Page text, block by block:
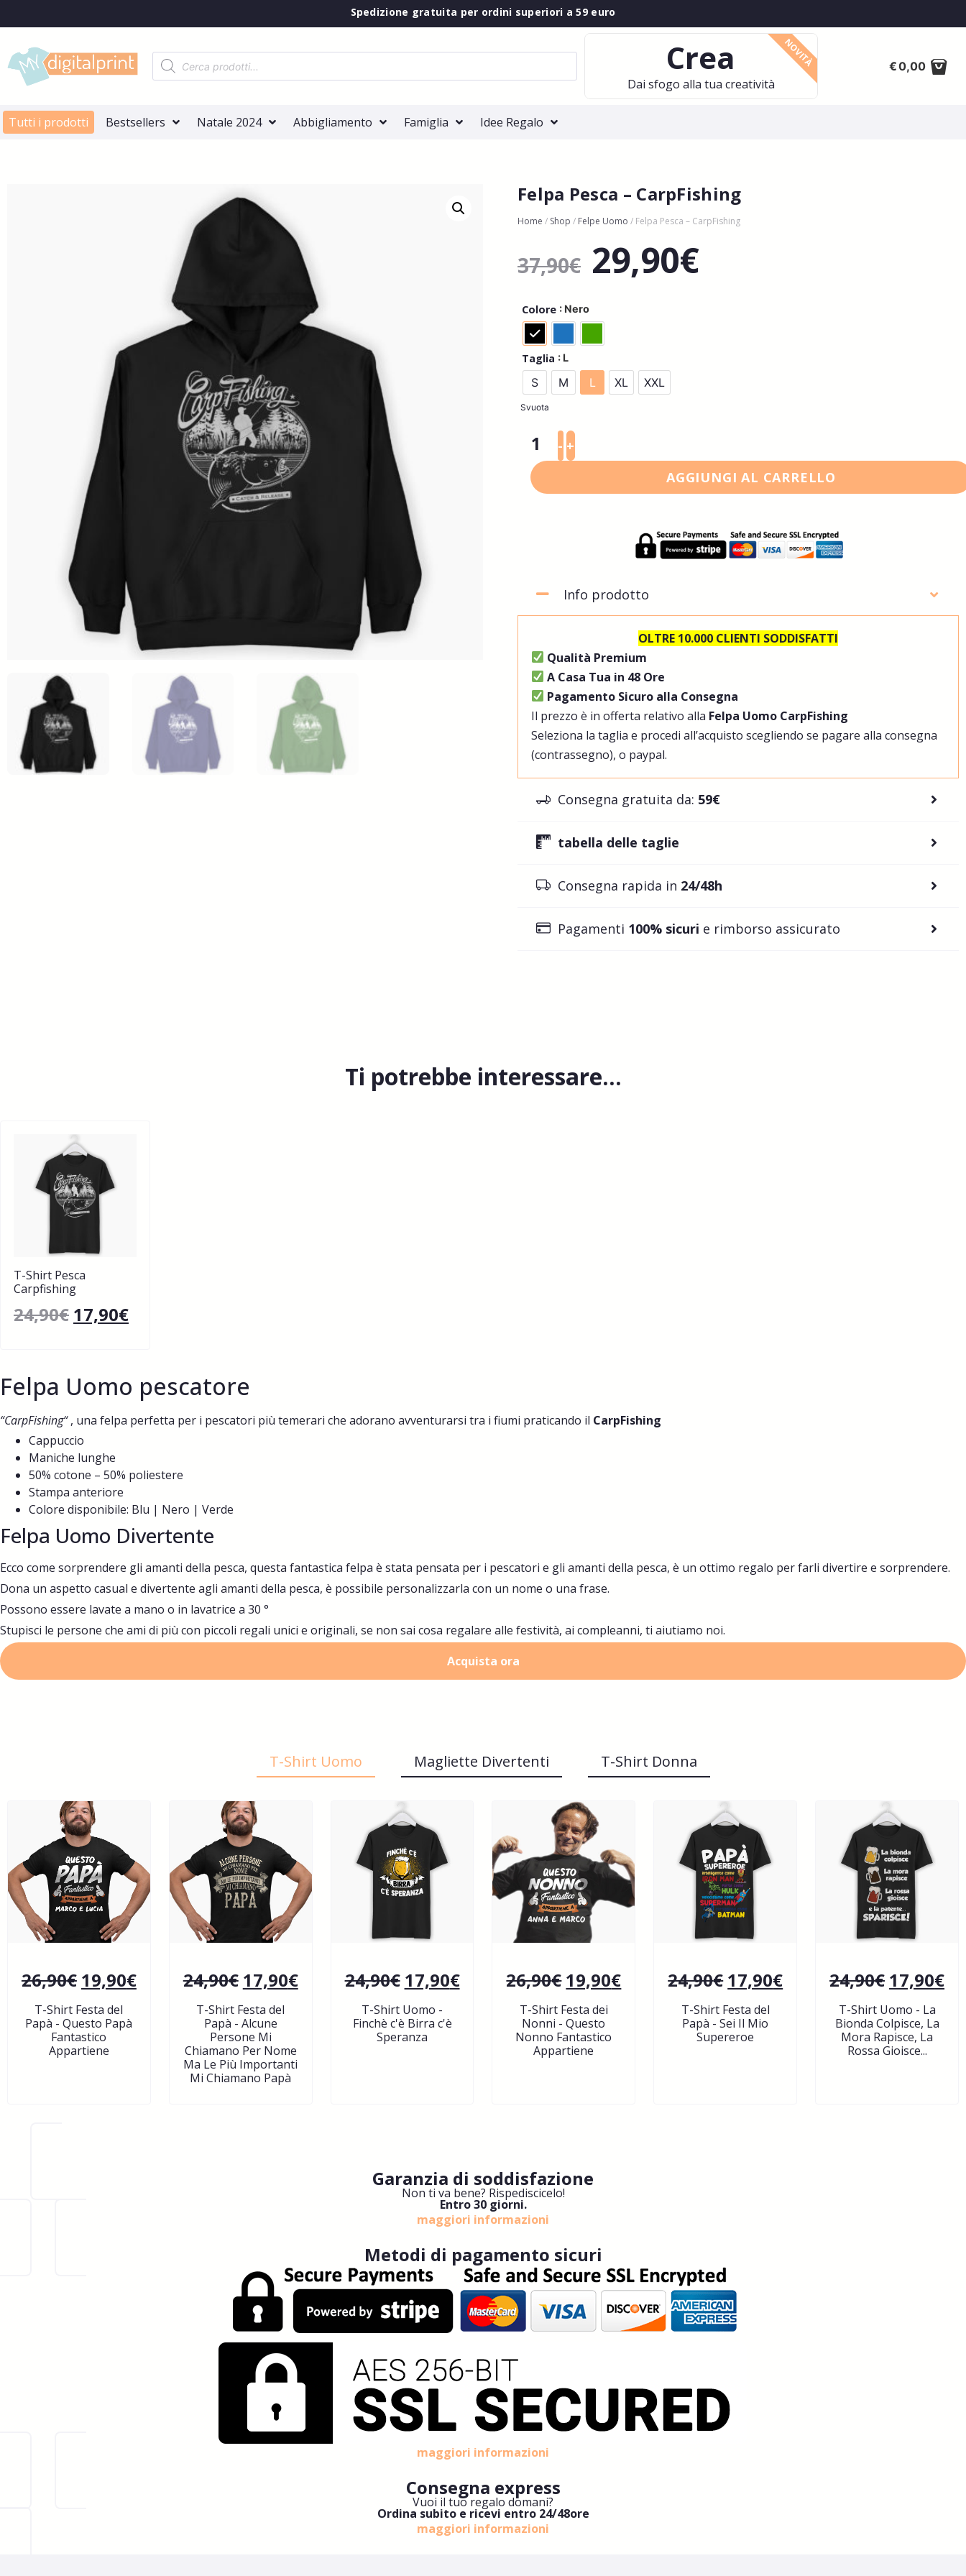
Spedizione gratuita per ordini superiori a 59 euro
Crea
Dai sfogo alla tua creatività
NOVITÀ 0,00
€
Tutti i prodotti Bestsellers Natale 2024 Abbigliamento Famiglia Idee Regalo
Felpa Pesca – CarpFishing
Home / Shop / Felpe Uomo / Felpa Pesca – CarpFishing
37,90€ 29,90€
Colore : Nero
Taglia : L
S M L XL XXL
Svuota
- +
AGGIUNGI AL CARRELLO
Info prodotto
OLTRE 10.000 CLIENTI SODDISFATTI
Qualità Premium
A Casa Tua in 48 Ore
Pagamento Sicuro alla Consegna
Il prezzo è in offerta relativo alla Felpa Uomo CarpFishing
Seleziona la taglia e procedi all’acquisto scegliendo se pagare alla consegna
(contrassegno), o paypal.
Consegna gratuita da: 59€
tabella delle taglie
Consegna rapida in 24/48h
Pagamenti 100% sicuri e rimborso assicurato
Ti potrebbe interessare…
T-Shirt Pesca
Carpfishing
24,90€ 17,90€
Felpa Uomo pescatore
“CarpFishing“, una felpa perfetta per i pescatori più temerari che adorano avventurarsi tra i fiumi praticando il CarpFishing
Cappuccio
Maniche lunghe
50% cotone – 50% poliestere
Stampa anteriore
Colore disponibile: Blu | Nero | Verde
Felpa Uomo Divertente
Ecco come sorprendere gli amanti della pesca, questa fantastica felpa è stata pensata per i pescatori e gli amanti della pesca, è un ottimo regalo per farli divertire e sorprendere.
Dona un aspetto casual e divertente agli amanti della pesca, è possibile personalizzarla con un nome o una frase.
Possono essere lavate a mano o in lavatrice a 30 °
Stupisci le persone che ami di più con piccoli regali unici e originali, se non sai cosa regalare alle festività, ai compleanni, ti aiutiamo noi.
Acquista ora
T-Shirt Uomo Magliette Divertenti T-Shirt Donna
26,90€ 19,90€
T-Shirt Festa del
Papà - Questo Papà
Fantastico
Appartiene
24,90€ 17,90€
T-Shirt Festa del
Papà - Alcune
Persone Mi
Chiamano Per Nome
Ma Le Più Importanti
Mi Chiamano Papà
24,90€ 17,90€
T-Shirt Uomo -
Finchè c'è Birra c'è
Speranza
26,90€ 19,90€
T-Shirt Festa dei
Nonni - Questo
Nonno Fantastico
Appartiene
24,90€ 17,90€
T-Shirt Festa del
Papà - Sei Il Mio
Supereroe
24,90€ 17,90€
T-Shirt Uomo - La
Bionda Colpisce, La
Mora Rapisce, La
Rossa Gioisce...
Garanzia di soddisfazione
Non ti va bene? Rispediscicelo!
Entro 30 giorni.
maggiori informazioni
Metodi di pagamento sicuri
maggiori informazioni
Consegna express
Vuoi il tuo regalo domani?
Ordina subito e ricevi entro 24/48ore
maggiori informazioni